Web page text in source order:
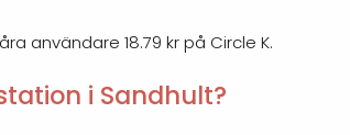
användare 18.79 kr på Circle K.
i Sandhult?